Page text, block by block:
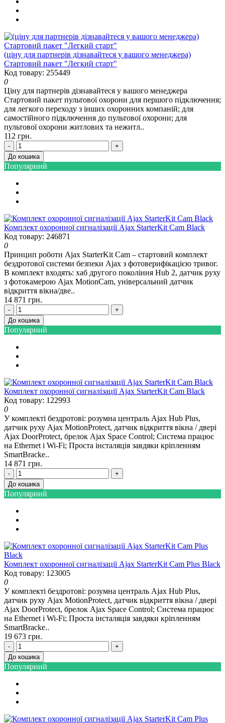
(ціну для партнерів дізнавайтеся у вашого менеджера)
Стартовий пакет "Легкий старт"
Код товару: 255449
0
Ціну для партнерів дізнавайтеся у вашого менеджера
Стартовий пакет пультової охорони для першого підключення;
для легкого переходу з інших охоронних компаній; для
самостійного підключення до пультової охорони; для
пультової охорони житлових та нежитл..
112 грн.
-
+
До кошика
Популярний
Комплект охоронної сигналізації Ajax StarterKit Cam Black
Код товару: 246871
0
Принцип роботи Ajax StarterKit Cam – стартовий комплект
бездротової системи безпеки Ajax з фотоверифікацією тривог.
В комплект входять: хаб другого покоління Hub 2, датчик руху
з фотокамерою Ajax MotionCam, універсальний датчик
відкриття вікна/две..
14 871 грн.
-
+
До кошика
Популярний
Комплект охоронної сигналізації Ajax StarterKit Cam Black
Код товару: 122993
0
У комплекті бездротові: розумна централь Ajax Hub Plus,
датчик руху Ajax MotionProtect, датчик відкриття вікна / двері
Ajax DoorProtect, брелок Ajax Space Control; Система працює
на Ethernet і Wi-Fi; Проста інсталяція завдяки кріпленням
SmartBracke..
14 871 грн.
-
+
До кошика
Популярний
Комплект охоронної сигналізації Ajax StarterKit Cam Plus Black
Код товару: 123005
0
У комплекті бездротові: розумна централь Ajax Hub Plus,
датчик руху Ajax MotionProtect, датчик відкриття вікна / двері
Ajax DoorProtect, брелок Ajax Space Control; Система працює
на Ethernet і Wi-Fi; Проста інсталяція завдяки кріпленням
SmartBracke..
19 673 грн.
-
+
До кошика
Популярний